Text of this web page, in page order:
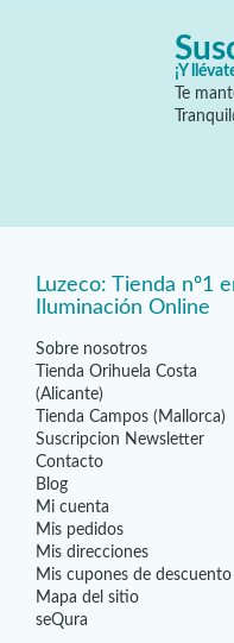
¡Y
Te
Luzeco: Tienda nº1
Iluminación Online
Sobre nosotros
Tienda Orihuela Costa
(Alicante)
Tienda Campos (Mallorca)
Suscripcion Newsletter
Contacto
Blog
Mi cuenta
Mis pedidos
Mis direcciones
Mis cupones de descuento
Mapa del sitio
seQura